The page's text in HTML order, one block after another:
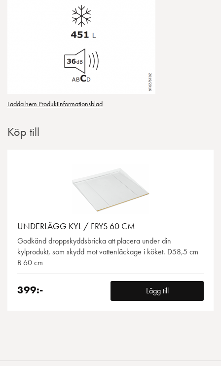
Ladda hem Produktinformationsblad
Köp till
UNDERLÄGG KYL / FRYS 60 CM
Godkänd droppskyddsbricka att placera under din
kylprodukt, som skydd mot vattenläckage i köket. D58,5 cm
B 60 cm
399:- Lägg till